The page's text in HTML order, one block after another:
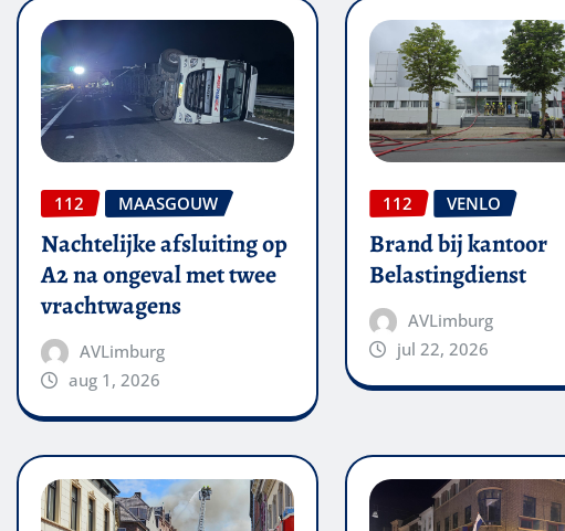
112 MAASGOUW
Nachtelijke afsluiting op
A2 na ongeval met twee
vrachtwagens
AVLimburg
aug 1, 2026
112 VENLO
Brand bij kantoor
Belastingdienst
AVLimburg
jul 22, 2026